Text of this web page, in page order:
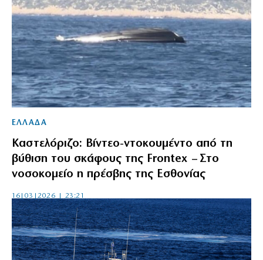
ΕΛΛΑΔΑ
Καστελόριζο: Βίντεο-ντοκουμέντο από τη
βύθιση του σκάφους της Frontex – Στο
νοσοκομείο η πρέσβης της Εσθονίας
16|03|2026 | 23:21